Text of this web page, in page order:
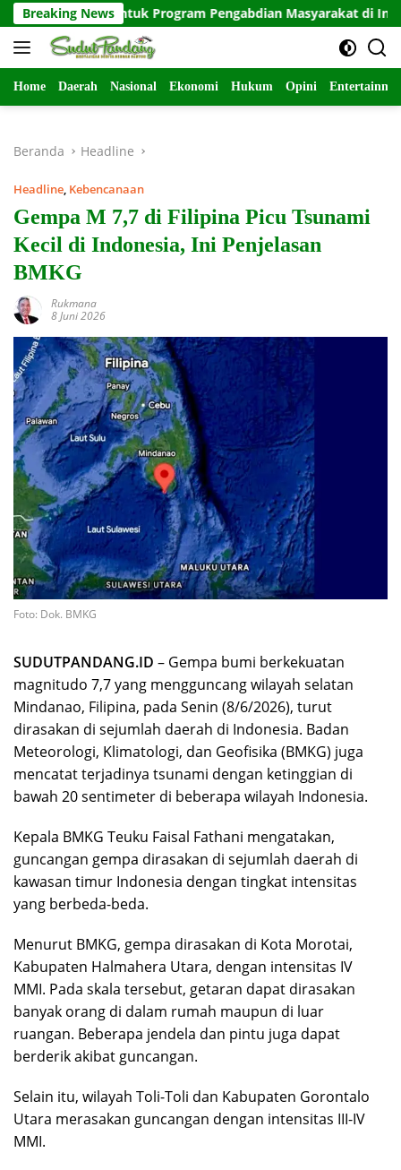
Langsung
ke
konten
Breaking News
untuk Program Pengabdian Masyarakat di Indramayu
Home Daerah Nasional Ekonomi Hukum Opini
Beranda Headline
Headline, Kebencanaan
Gempa M 7,7 di Filipina Picu Tsunami
Kecil di Indonesia, Ini Penjelasan
BMKG
Rukmana
8 Juni 2026
Foto: Dok. BMKG
SUDUTPANDANG.ID – Gempa bumi berkekuatan
magnitudo 7,7 yang mengguncang wilayah selatan
Mindanao, Filipina, pada Senin (8/6/2026), turut
dirasakan di sejumlah daerah di Indonesia. Badan
Meteorologi, Klimatologi, dan Geofisika (BMKG) juga
mencatat terjadinya tsunami dengan ketinggian di
bawah 20 sentimeter di beberapa wilayah Indonesia.
Kepala BMKG Teuku Faisal Fathani mengatakan,
guncangan gempa dirasakan di sejumlah daerah di
kawasan timur Indonesia dengan tingkat intensitas
yang berbeda-beda.
Menurut BMKG, gempa dirasakan di Kota Morotai,
Kabupaten Halmahera Utara, dengan intensitas IV
MMI. Pada skala tersebut, getaran dapat dirasakan
banyak orang di dalam rumah maupun di luar
ruangan. Beberapa jendela dan pintu juga dapat
berderik akibat guncangan.
Selain itu, wilayah Toli-Toli dan Kabupaten Gorontalo
Utara merasakan guncangan dengan intensitas III-IV
MMI.